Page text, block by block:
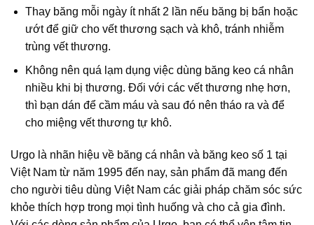
Thay băng mỗi ngày ít nhất 2 lần nếu băng bị bẩn hoặc
ướt để giữ cho vết thương sạch và khô, tránh nhiễm
trùng vết thương.
Không nên quá lạm dụng việc dùng băng keo cá nhân
nhiều khi bị thương. Đối với các vết thương nhẹ hơn,
thì bạn dán để cầm máu và sau đó nên tháo ra và để
cho miệng vết thương tự khô.
Urgo là nhãn hiệu về băng cá nhân và băng keo số 1 tại
Việt Nam từ năm 1995 đến nay, sản phẩm đã mang đến
cho người tiêu dùng Việt Nam các giải pháp chăm sóc sức
khỏe thích hợp trong mọi tình huống và cho cả gia đình.